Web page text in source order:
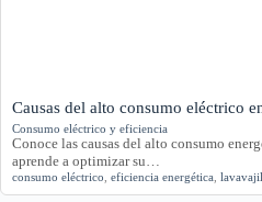
Causas del alto consumo eléctrico
Consumo eléctrico y eficiencia
Conoce las causas del alto consumo
aprende a optimizar su…
consumo eléctrico eficiencia energética